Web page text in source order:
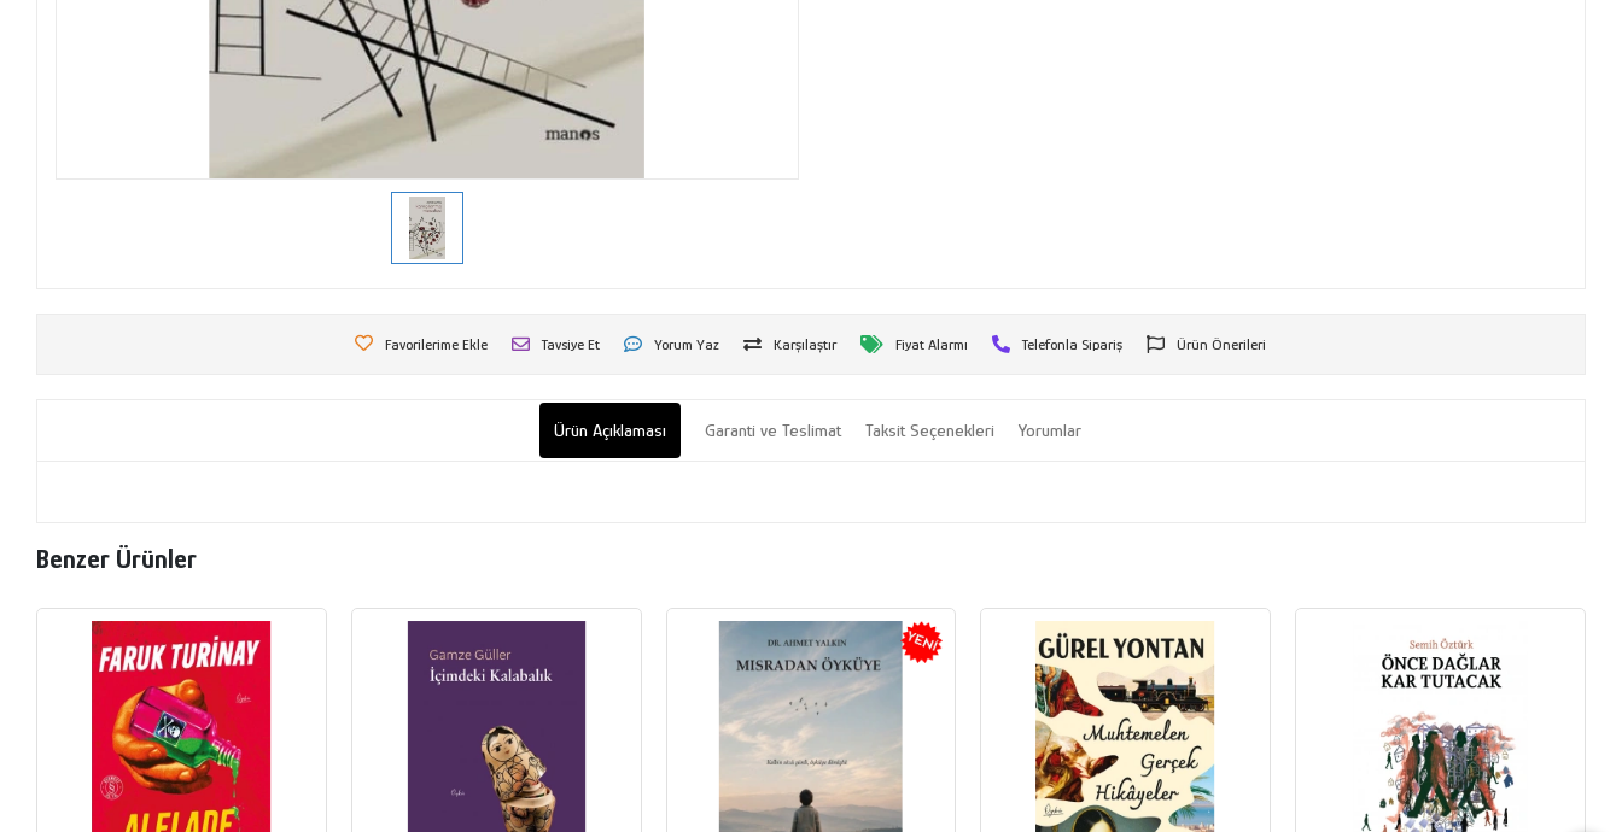
Favorilerime Ekle Tavsiye Et Yorum Yaz Karşılaştır Fiyat Alarmı Telefonla Sipariş Ürün Önerileri
Ürün Açıklaması Garanti ve Teslimat Taksit Seçenekleri Yorumlar
Benzer Ürünler